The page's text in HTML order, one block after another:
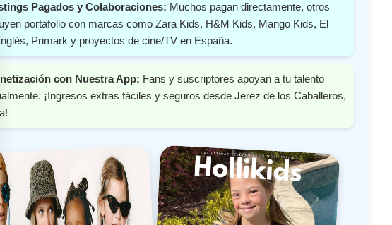
Pagados y Colaboraciones: Muchos pagan directamente, otros
portafolio con marcas como Zara Kids, H&M Kids, Mango Kids, El
Primark y proyectos de cine/TV en España.
con Nuestra App: Fans y suscriptores apoyan a tu talento
¡Ingresos extras fáciles y seguros desde Jerez de los Caballeros,